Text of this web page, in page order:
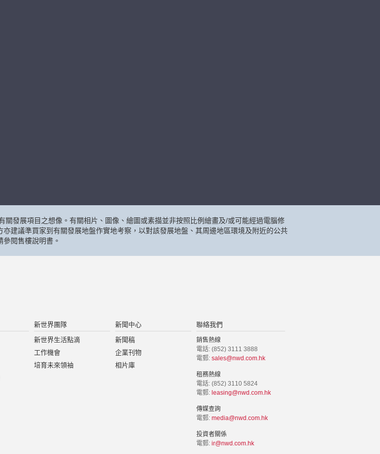
發展項目之想像。有關相片、圖像、繪圖或素描並非按照比例繪畫及/或可能經過電腦修
建議準買家到有關發展地盤作實地考察，以對該發展地盤、其周邊地區環境及附近的公共
閱售樓說明書。
新世界團隊
新世界生活點滴
工作機會
培育未來領袖
新聞中心
新聞稿
企業刊物
相片庫
聯絡我們
銷售熱線
電話: (852) 3111 3888
電郵: sales@nwd.com.hk
租務熱線
電話: (852) 3110 5824
電郵: leasing@nwd.com.hk
傳媒查詢
電郵: media@nwd.com.hk
投資者關係
電郵: ir@nwd.com.hk